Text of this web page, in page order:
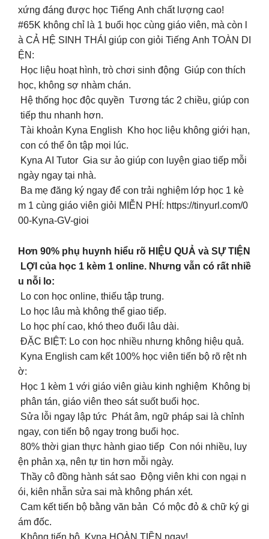
xứng đáng được học Tiếng Anh chất lượng cao!
#65K không chỉ là 1 buổi học cùng giáo viên, mà còn l
à CẢ HỆ SINH THÁI giúp con giỏi Tiếng Anh TOÀN DI
ỆN:
Học liệu hoạt hình, trò chơi sinh động Giúp con thích
học, không sợ nhàm chán.
Hệ thống học độc quyền Tương tác 2 chiều, giúp con
tiếp thu nhanh hơn.
Tài khoản Kyna English Kho học liệu không giới hạn,
con có thể ôn tập mọi lúc.
Kyna AI Tutor Gia sư ảo giúp con luyện giao tiếp mỗi
ngày ngay tại nhà.
Ba mẹ đăng ký ngay để con trải nghiệm lớp học 1 kè
m 1 cùng giáo viên giỏi MIỄN PHÍ: https://tinyurl.com/0
00-Kyna-GV-gioi
Hơn 90% phụ huynh hiểu rõ HIỆU QUẢ và SỰ TIỆN
LỢI của học 1 kèm 1 online. Nhưng vẫn có rất nhiề
u nỗi lo:
Lo con học online, thiếu tập trung.
Lo học lâu mà không thể giao tiếp.
Lo học phí cao, khó theo đuổi lâu dài.
ĐẶC BIỆT: Lo con học nhiều nhưng không hiệu quả.
Kyna English cam kết 100% học viên tiến bộ rõ rệt nh
ờ:
Học 1 kèm 1 với giáo viên giàu kinh nghiệm Không bị
phân tán, giáo viên theo sát suốt buổi học.
Sửa lỗi ngay lập tức Phát âm, ngữ pháp sai là chỉnh
ngay, con tiến bộ ngay trong buổi học.
80% thời gian thực hành giao tiếp Con nói nhiều, luy
ện phản xạ, nên tự tin hơn mỗi ngày.
Thầy cô đồng hành sát sao Động viên khi con ngại n
ói, kiên nhẫn sửa sai mà không phán xét.
Cam kết tiến bộ bằng văn bản Có mộc đỏ & chữ ký gi
ám đốc.
Không tiến bộ Kyna HOÀN TIỀN ngay!